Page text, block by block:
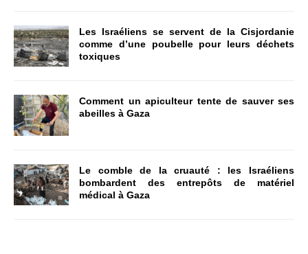
Les Israéliens se servent de la Cisjordanie
comme d’une poubelle pour leurs déchets
toxiques
Comment un apiculteur tente de sauver ses
abeilles à Gaza
Le comble de la cruauté : les Israéliens
bombardent des entrepôts de matériel
médical à Gaza